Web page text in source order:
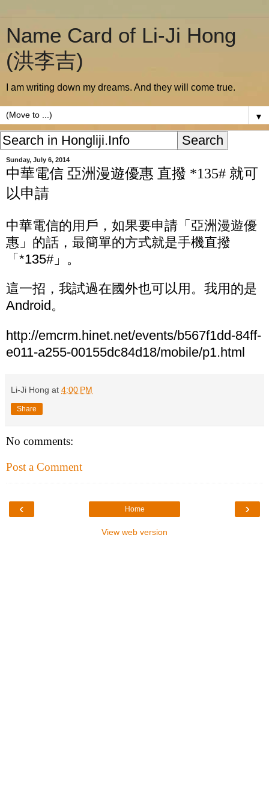
Name Card of Li-Ji Hong
(洪李吉)
I am writing down my dreams. And they will come true.
▼
Sunday, July 6, 2014
中華電信 亞洲漫遊優惠 直撥 *135# 就可
以申請
中華電信的用戶，如果要申請「亞洲漫遊優
惠」的話，最簡單的方式就是手機直撥
「*135#」。
這一招，我試過在國外也可以用。我用的是
Android。
http://emcrm.hinet.net/events/b567f1dd-84ff-
e011-a255-00155dc84d18/mobile/p1.html
Li-Ji Hong at 4:00 PM
Share
No comments:
Post a Comment
‹ ›
Home
View web version